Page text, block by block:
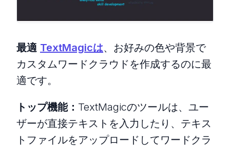
最適 TextMagicは、お好みの色や背景で
カスタムワードクラウドを作成するのに最
適です。
トップ機能： TextMagicのツールは、ユー
ザーが直接テキストを入力したり、テキス
トファイルをアップロードしてワードクラ